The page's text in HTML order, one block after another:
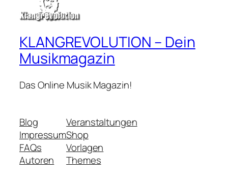
KLANGREVOLUTION – Dein
Musikmagazin
Das Online Musik Magazin!
Blog
Impressum
FAQs
Autoren
Veranstaltungen
Shop
Vorlagen
Themes